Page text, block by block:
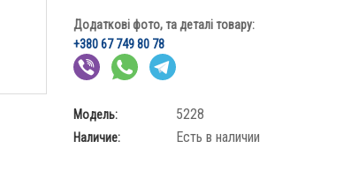
Додаткові фото, та деталі товару:
+380 67 749 80 78
Модель: 5228
Наличие: Есть в наличии